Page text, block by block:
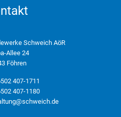
Schweich AöR
Allee 24
Föhren
407-1711
407-1180